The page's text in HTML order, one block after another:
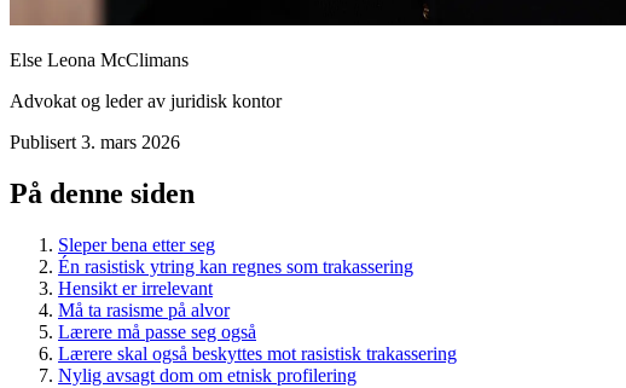
Else Leona McClimans
Advokat og leder av juridisk kontor
Publisert 3. mars 2026
På denne siden
Sleper bena etter seg
Én rasistisk ytring kan regnes som trakassering
Hensikt er irrelevant
Må ta rasisme på alvor
Lærere må passe seg også
Lærere skal også beskyttes mot rasistisk trakassering
Nylig avsagt dom om etnisk profilering